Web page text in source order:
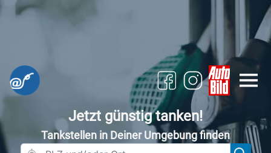
Jetzt günstig tanken!
Tankstellen in Deiner Umgebung finden